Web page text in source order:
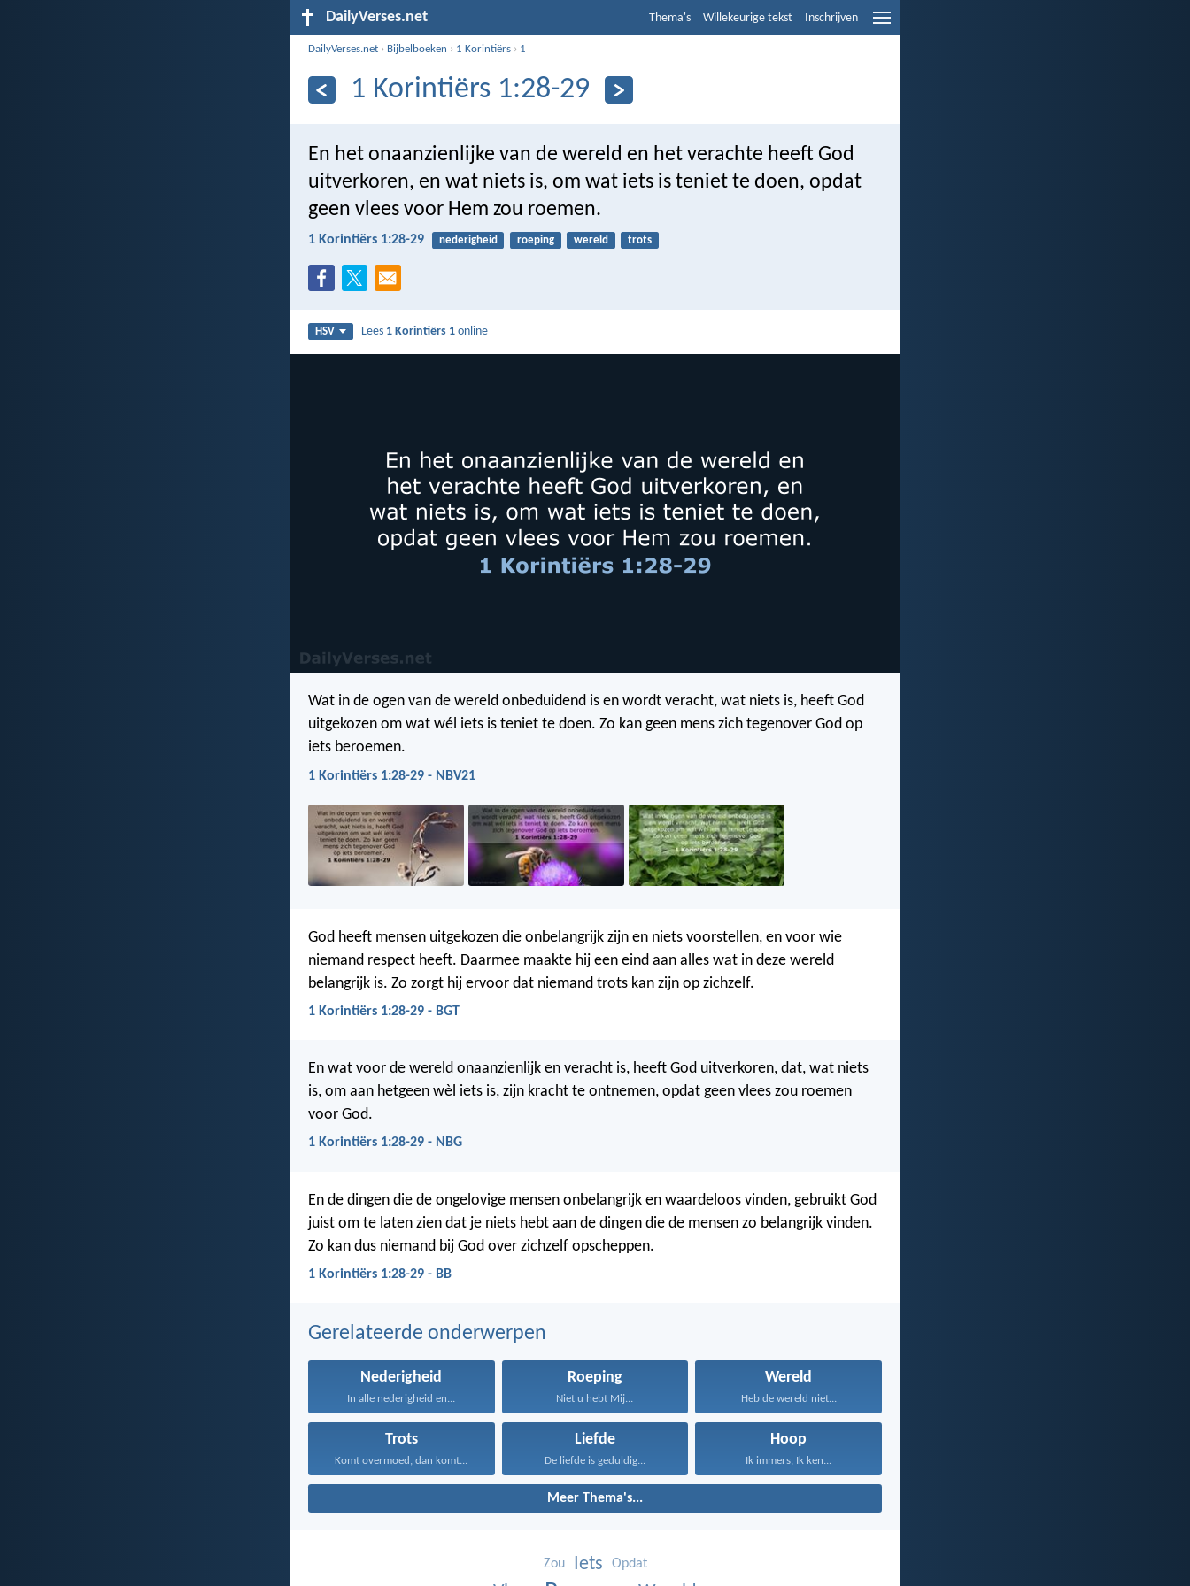
DailyVerses.net Thema's Willekeurige tekst Inschrijven
DailyVerses.net › Bijbelboeken › 1 Korintiërs › 1
1 Korintiërs 1:28-29
En het onaanzienlijke van de wereld en het verachte heeft God
uitverkoren, en wat niets is, om wat iets is teniet te doen, opdat
geen vlees voor Hem zou roemen.
1 Korintiërs 1:28-29 nederigheid roeping wereld trots
HSV Lees 1 Korintiërs 1 online
Wat in de ogen van de wereld onbeduidend is en wordt veracht, wat niets is, heeft God
uitgekozen om wat wél iets is teniet te doen. Zo kan geen mens zich tegenover God op
iets beroemen.
1 Korintiërs 1:28-29 - NBV21
God heeft mensen uitgekozen die onbelangrijk zijn en niets voorstellen, en voor wie
niemand respect heeft. Daarmee maakte hij een eind aan alles wat in deze wereld
belangrijk is. Zo zorgt hij ervoor dat niemand trots kan zijn op zichzelf.
1 Korintiërs 1:28-29 - BGT
En wat voor de wereld onaanzienlijk en veracht is, heeft God uitverkoren, dat, wat niets
is, om aan hetgeen wèl iets is, zijn kracht te ontnemen, opdat geen vlees zou roemen
voor God.
1 Korintiërs 1:28-29 - NBG
En de dingen die de ongelovige mensen onbelangrijk en waardeloos vinden, gebruikt God
juist om te laten zien dat je niets hebt aan de dingen die de mensen zo belangrijk vinden.
Zo kan dus niemand bij God over zichzelf opscheppen.
1 Korintiërs 1:28-29 - BB
Gerelateerde onderwerpen
Nederigheid
In alle nederigheid en...
Roeping
Niet u hebt Mij...
Wereld
Heb de wereld niet...
Trots
Komt overmoed, dan komt...
Liefde
De liefde is geduldig...
Hoop
Ik immers, Ik ken...
Meer Thema's...
Zou Iets Opdat